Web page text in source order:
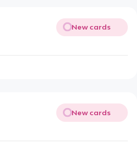
New cards
New cards